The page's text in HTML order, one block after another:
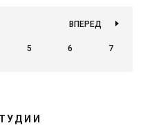
5 6 7
ВПЕРЕД